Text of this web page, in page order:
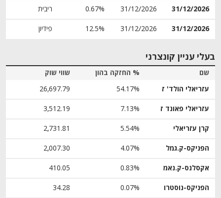
31/12/2026
31/12/2026
0.67% ריבית
31/12/2026
31/12/2026
12.5% פידיון
בעלי עניין קונצרני
שם % החזקה בהון
שווי שוק
עזריאלי הולד' ז
54.17%
26,697.79
עזריאלי פאונד ז 7.13%
3,512.19
קרן עזריאלי 5.54%
2,731.81
הפניקס-ק.גמל 4.07%
2,007.30
אקסלנס-ק.נאמ 0.83%
410.05
הפניקס-נוסטרו 0.07%
34.28